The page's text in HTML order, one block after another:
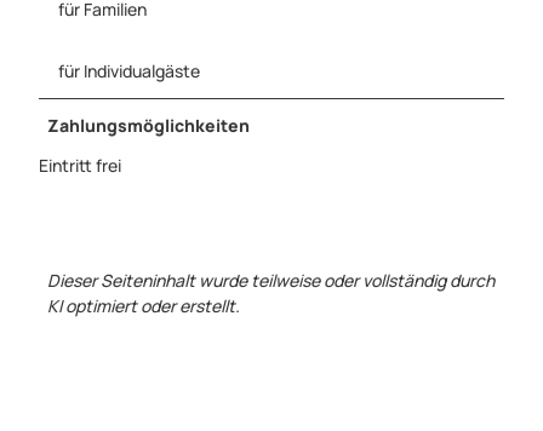
für Familien
für Individualgäste
Zahlungsmöglichkeiten
Eintritt frei
Dieser Seiteninhalt wurde teilweise oder vollständig durch
KI optimiert oder erstellt.